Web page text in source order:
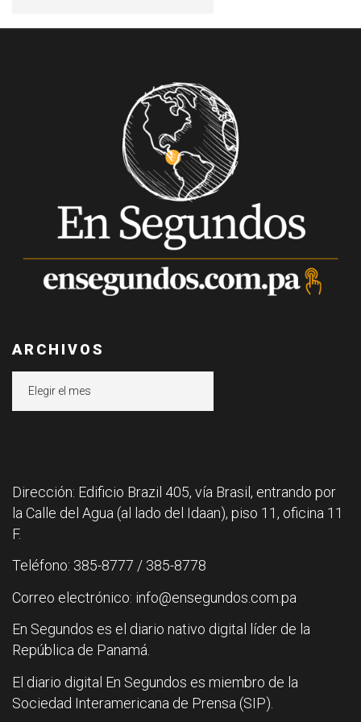
ARCHIVOS
Dirección: Edificio Brazil 405, vía Brasil, entrando por
la Calle del Agua (al lado del Idaan), piso 11, oficina 11
F.
Teléfono: 385-8777 / 385-8778
Correo electrónico: info@ensegundos.com.pa
En Segundos es el diario nativo digital líder de la
República de Panamá.
El diario digital En Segundos es miembro de la
Sociedad Interamericana de Prensa (SIP).